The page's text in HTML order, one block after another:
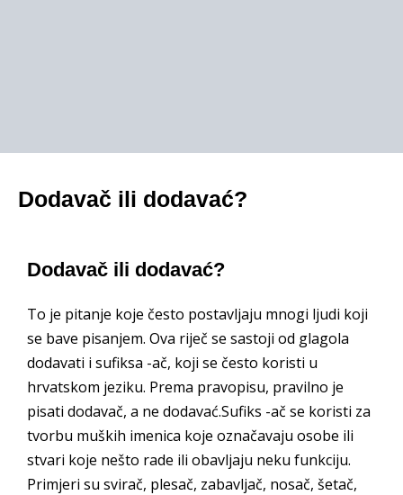
Dodavač ili dodavać?
Dodavač ili dodavać?
To je pitanje koje često postavljaju mnogi ljudi koji
se bave pisanjem. Ova riječ se sastoji od glagola
dodavati i sufiksa -ač, koji se često koristi u
hrvatskom jeziku. Prema pravopisu, pravilno je
pisati dodavač, a ne dodavać.Sufiks -ač se koristi za
tvorbu muških imenica koje označavaju osobe ili
stvari koje nešto rade ili obavljaju neku funkciju.
Primjeri su svirač, plesač, zabavljač, nosač, šetač,